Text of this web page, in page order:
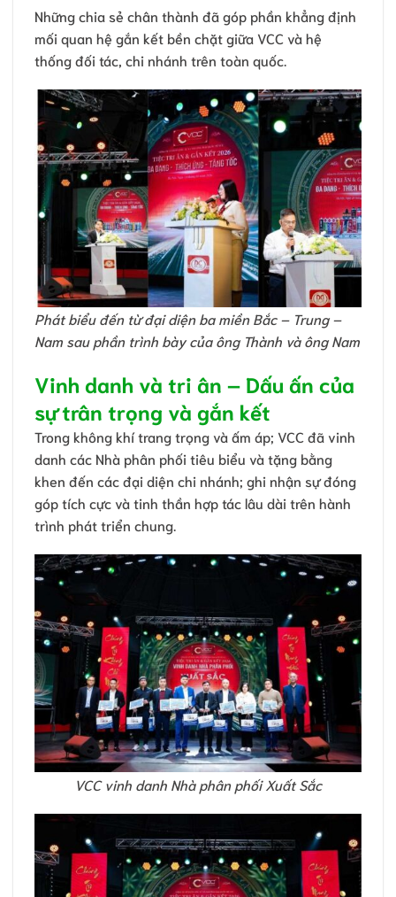
Những chia sẻ chân thành đã góp phần khẳng định
mối quan hệ gắn kết bền chặt giữa VCC và hệ
thống đối tác, chi nhánh trên toàn quốc.
Phát biểu đến từ đại diện ba miền Bắc – Trung –
Nam sau phần trình bày của ông Thành và ông Nam
Vinh danh và tri ân – Dấu ấn của
sự trân trọng và gắn kết
Trong không khí trang trọng và ấm áp; VCC đã vinh
danh các Nhà phân phối tiêu biểu và tặng bằng
khen đến các đại diện chi nhánh; ghi nhận sự đóng
góp tích cực và tinh thần hợp tác lâu dài trên hành
trình phát triển chung.
VCC vinh danh Nhà phân phối Xuất Sắc